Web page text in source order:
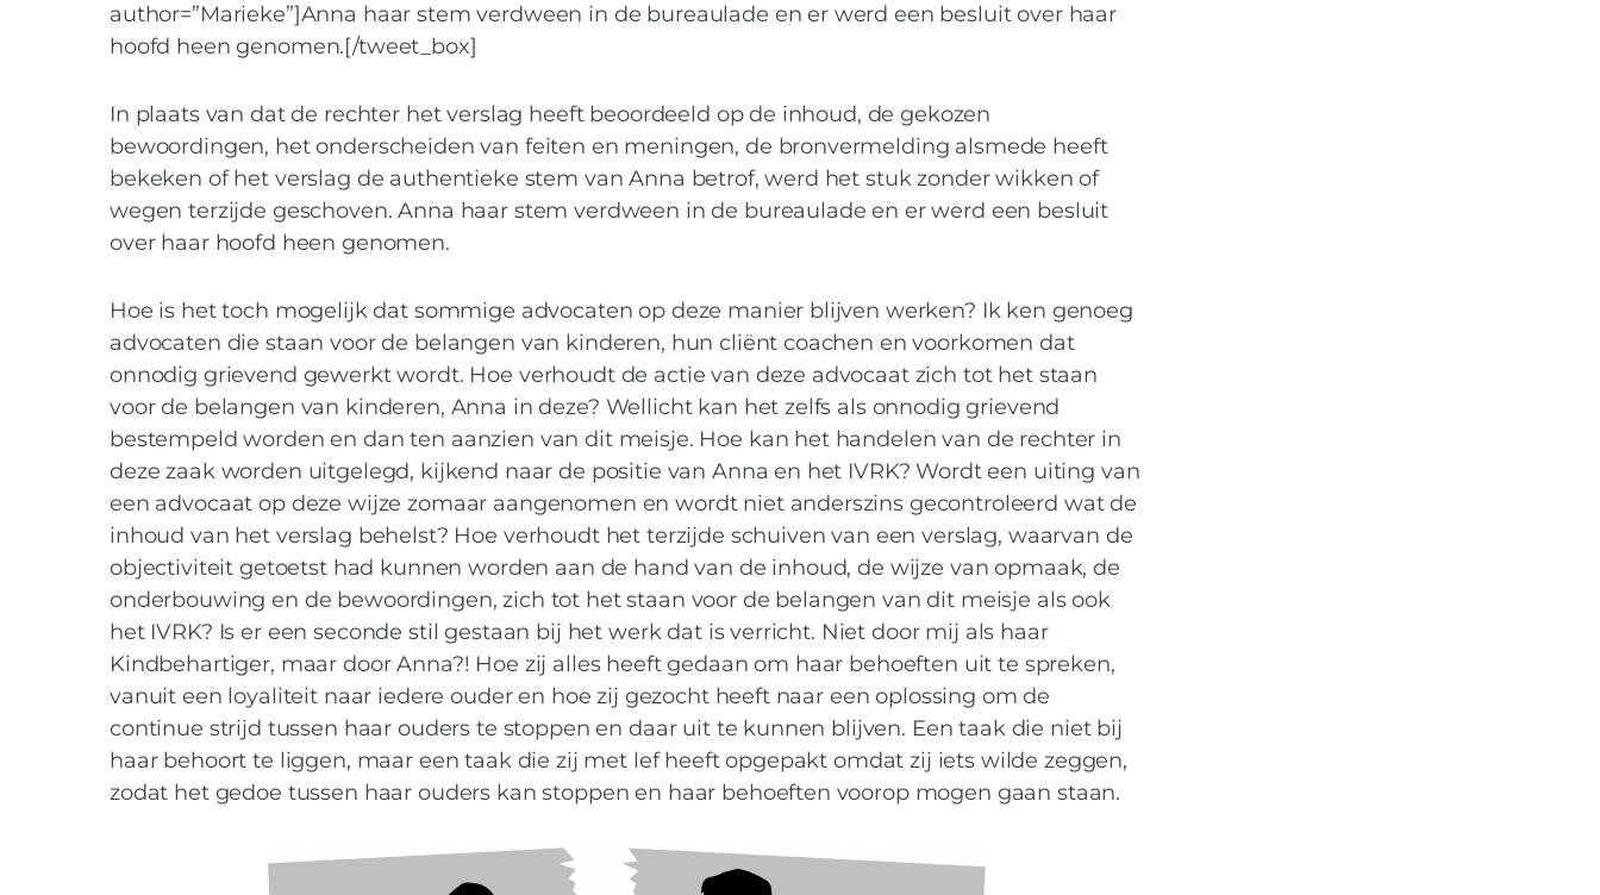
author=”Marieke”]Anna haar stem verdween in de bureaulade en er werd een besluit over haar
hoofd heen genomen.[/tweet_box]
In plaats van dat de rechter het verslag heeft beoordeeld op de inhoud, de gekozen
bewoordingen, het onderscheiden van feiten en meningen, de bronvermelding alsmede heeft
bekeken of het verslag de authentieke stem van Anna betrof, werd het stuk zonder wikken of
wegen terzijde geschoven. Anna haar stem verdween in de bureaulade en er werd een besluit
over haar hoofd heen genomen.
Hoe is het toch mogelijk dat sommige advocaten op deze manier blijven werken? Ik ken genoeg
advocaten die staan voor de belangen van kinderen, hun cliënt coachen en voorkomen dat
onnodig grievend gewerkt wordt. Hoe verhoudt de actie van deze advocaat zich tot het staan
voor de belangen van kinderen, Anna in deze? Wellicht kan het zelfs als onnodig grievend
bestempeld worden en dan ten aanzien van dit meisje. Hoe kan het handelen van de rechter in
deze zaak worden uitgelegd, kijkend naar de positie van Anna en het IVRK? Wordt een uiting van
een advocaat op deze wijze zomaar aangenomen en wordt niet anderszins gecontroleerd wat de
inhoud van het verslag behelst? Hoe verhoudt het terzijde schuiven van een verslag, waarvan de
objectiviteit getoetst had kunnen worden aan de hand van de inhoud, de wijze van opmaak, de
onderbouwing en de bewoordingen, zich tot het staan voor de belangen van dit meisje als ook
het IVRK? Is er een seconde stil gestaan bij het werk dat is verricht. Niet door mij als haar
Kindbehartiger, maar door Anna?! Hoe zij alles heeft gedaan om haar behoeften uit te spreken,
vanuit een loyaliteit naar iedere ouder en hoe zij gezocht heeft naar een oplossing om de
continue strijd tussen haar ouders te stoppen en daar uit te kunnen blijven. Een taak die niet bij
haar behoort te liggen, maar een taak die zij met lef heeft opgepakt omdat zij iets wilde zeggen,
zodat het gedoe tussen haar ouders kan stoppen en haar behoeften voorop mogen gaan staan.